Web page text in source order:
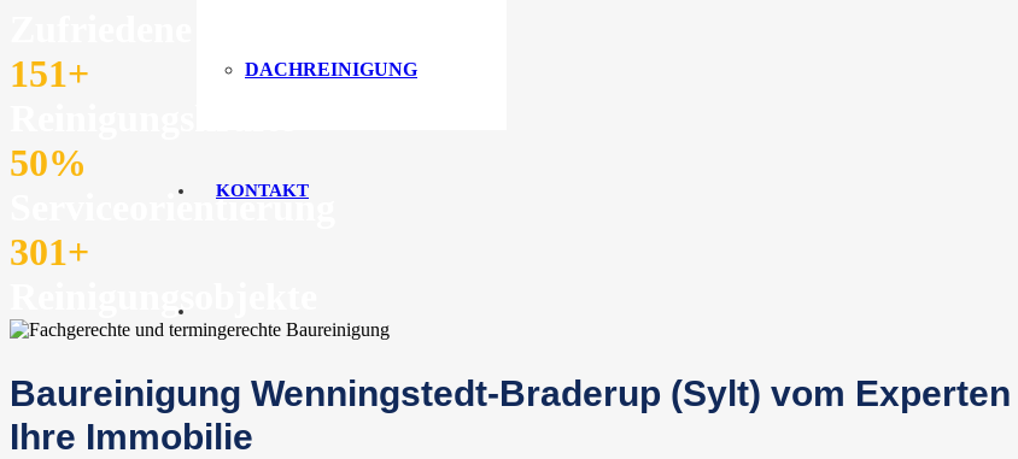
DACHREINIGUNG
KONTAKT
151+
50%
Serviceorientierung
301+
Baureinigung Wenningstedt-Braderup (Sylt) vom
Ihre Immobilie